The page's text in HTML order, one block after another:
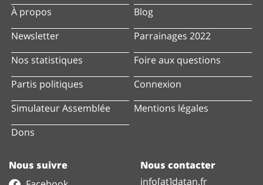
À propos
Newsletter
Nos statistiques
Partis politiques
Simulateur Assemblée
Dons
Blog
Parrainages 2022
Foire aux questions
Connexion
Mentions légales
Nous suivre
Nous contacter
info[at]datan.fr